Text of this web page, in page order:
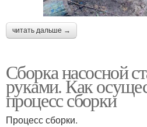
читать дальше →
Сборка насосной
руками. Как
процесс сборки
Процесс сборки.